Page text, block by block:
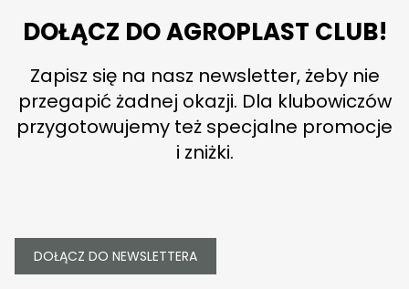
DOŁĄCZ DO AGROPLAST CLUB!
Zapisz się na nasz newsletter, żeby nie
przegapić żadnej okazji. Dla klubowiczów
przygotowujemy też specjalne promocje
i zniżki.
DOŁĄCZ DO NEWSLETTERA